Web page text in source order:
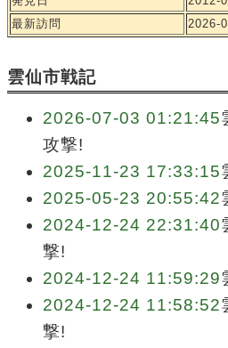
最新訪問
2026-
雲仙市戦記
2026-07-03 01:21:45
攻撃!
2025-11-23 17:33:15
2025-05-23 20:55:42
2024-12-24 22:31:40
撃!
2024-12-24 11:59:29
2024-12-24 11:58:52
撃!